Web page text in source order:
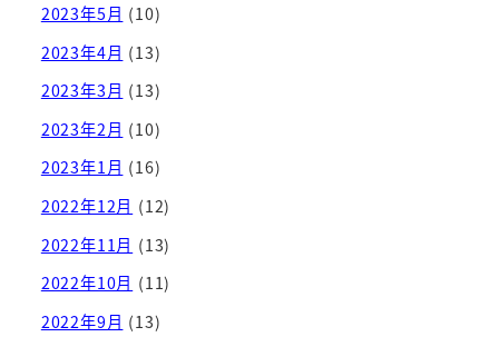
2023年5月 (10)
2023年4月 (13)
2023年3月 (13)
2023年2月 (10)
2023年1月 (16)
2022年12月 (12)
2022年11月 (13)
2022年10月 (11)
2022年9月 (13)